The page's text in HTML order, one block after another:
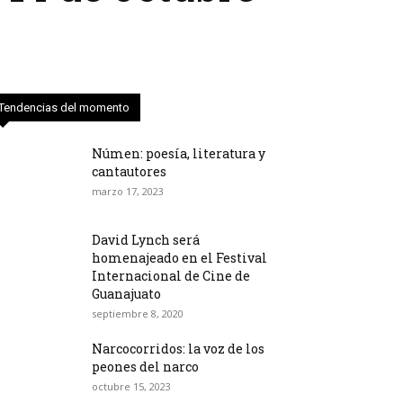
del momento
Númen: poesía, literatura y
cantautores
marzo 17, 2023
David Lynch será
homenajeado en el Festival
Internacional de Cine de
Guanajuato
septiembre 8, 2020
Narcocorridos: la voz de los
peones del narco
octubre 15, 2023